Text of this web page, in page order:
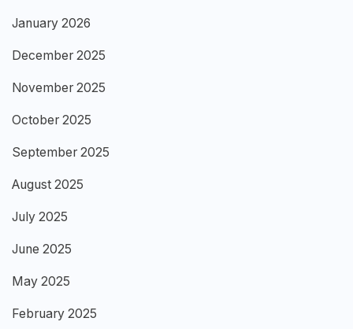
January 2026
December 2025
November 2025
October 2025
September 2025
August 2025
July 2025
June 2025
May 2025
February 2025